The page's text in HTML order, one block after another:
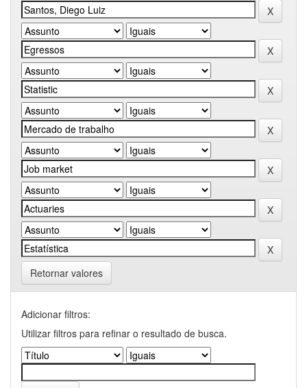
Retornar valores
Adicionar filtros:
Utilizar filtros para refinar o resultado de busca.